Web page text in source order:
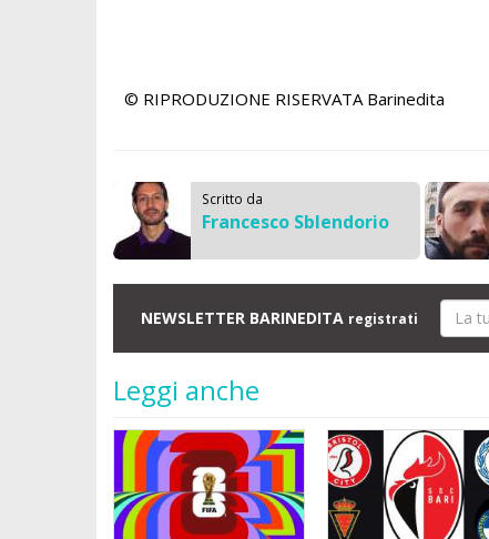
© RIPRODUZIONE RISERVATA Barinedita
Scritto da
Francesco Sblendorio
NEWSLETTER BARINEDITA registrati
Leggi anche